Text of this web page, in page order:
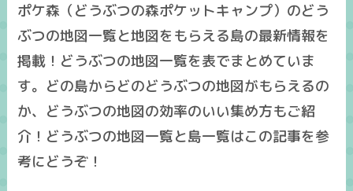
ポケ森（どうぶつの森ポケットキャンプ）のどう
ぶつの地図一覧と地図をもらえる島の最新情報を
掲載！どうぶつの地図一覧を表でまとめていま
す。どの島からどのどうぶつの地図がもらえるの
か、どうぶつの地図の効率のいい集め方もご紹
介！どうぶつの地図一覧と島一覧はこの記事を参
考にどうぞ！